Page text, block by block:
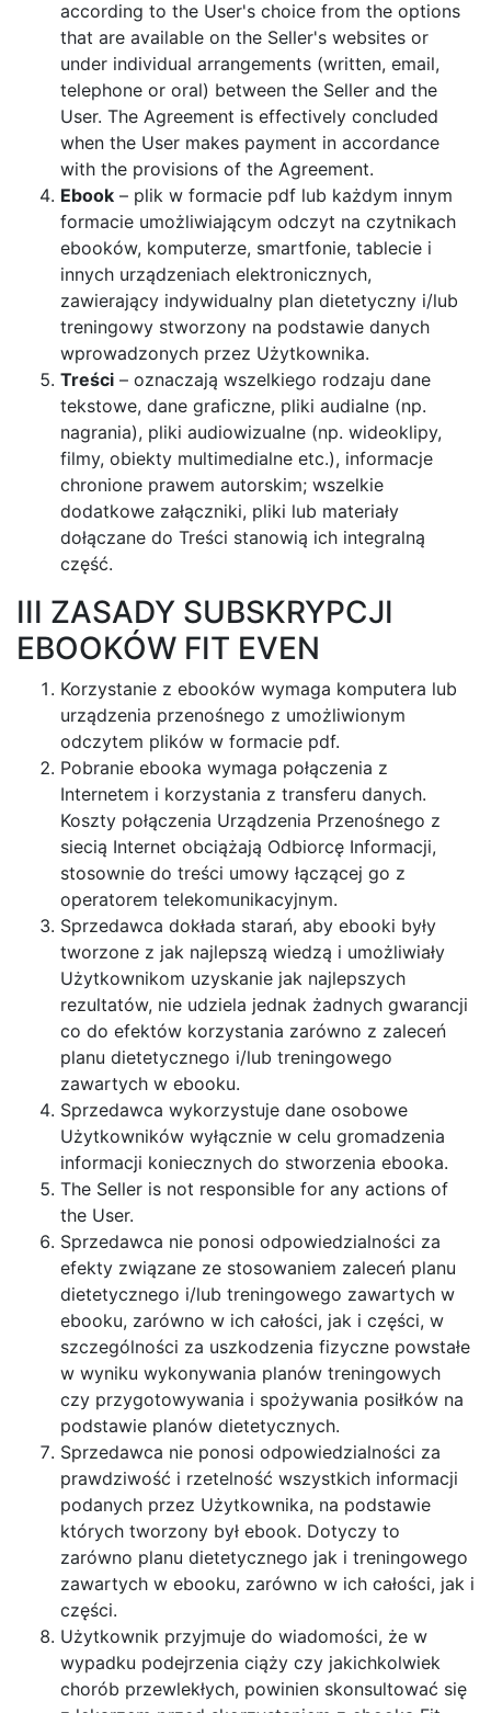
according to the User's choice from the options
that are available on the Seller's websites or
under individual arrangements (written, email,
telephone or oral) between the Seller and the
User. The Agreement is effectively concluded
when the User makes payment in accordance
with the provisions of the Agreement.
Ebook – plik w formacie pdf lub każdym innym
formacie umożliwiającym odczyt na czytnikach
ebooków, komputerze, smartfonie, tablecie i
innych urządzeniach elektronicznych,
zawierający indywidualny plan dietetyczny i/lub
treningowy stworzony na podstawie danych
wprowadzonych przez Użytkownika.
Treści – oznaczają wszelkiego rodzaju dane
tekstowe, dane graficzne, pliki audialne (np.
nagrania), pliki audiowizualne (np. wideoklipy,
filmy, obiekty multimedialne etc.), informacje
chronione prawem autorskim; wszelkie
dodatkowe załączniki, pliki lub materiały
dołączane do Treści stanowią ich integralną
część.
III ZASADY SUBSKRYPCJI
EBOOKÓW FIT EVEN
Korzystanie z ebooków wymaga komputera lub
urządzenia przenośnego z umożliwionym
odczytem plików w formacie pdf.
Pobranie ebooka wymaga połączenia z
Internetem i korzystania z transferu danych.
Koszty połączenia Urządzenia Przenośnego z
siecią Internet obciążają Odbiorcę Informacji,
stosownie do treści umowy łączącej go z
operatorem telekomunikacyjnym.
Sprzedawca dokłada starań, aby ebooki były
tworzone z jak najlepszą wiedzą i umożliwiały
Użytkownikom uzyskanie jak najlepszych
rezultatów, nie udziela jednak żadnych gwarancji
co do efektów korzystania zarówno z zaleceń
planu dietetycznego i/lub treningowego
zawartych w ebooku.
Sprzedawca wykorzystuje dane osobowe
Użytkowników wyłącznie w celu gromadzenia
informacji koniecznych do stworzenia ebooka.
The Seller is not responsible for any actions of
the User.
Sprzedawca nie ponosi odpowiedzialności za
efekty związane ze stosowaniem zaleceń planu
dietetycznego i/lub treningowego zawartych w
ebooku, zarówno w ich całości, jak i części, w
szczególności za uszkodzenia fizyczne powstałe
w wyniku wykonywania planów treningowych
czy przygotowywania i spożywania posiłków na
podstawie planów dietetycznych.
Sprzedawca nie ponosi odpowiedzialności za
prawdziwość i rzetelność wszystkich informacji
podanych przez Użytkownika, na podstawie
których tworzony był ebook. Dotyczy to
zarówno planu dietetycznego jak i treningowego
zawartych w ebooku, zarówno w ich całości, jak i
części.
Użytkownik przyjmuje do wiadomości, że w
wypadku podejrzenia ciąży czy jakichkolwiek
chorób przewlekłych, powinien skonsultować się